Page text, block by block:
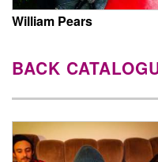
William Pears
BACK